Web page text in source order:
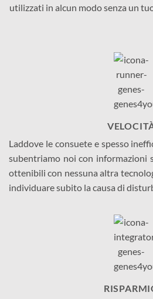
utilizzati in alcun modo senza un
Laddove le consuete e spesso
subentriamo noi con informazioni
ottenibili con nessuna altra
individuare subito la causa di